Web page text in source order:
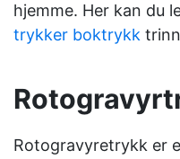
hjemme. Her kan du
trykker boktrykk
Rotogravyretrykk er